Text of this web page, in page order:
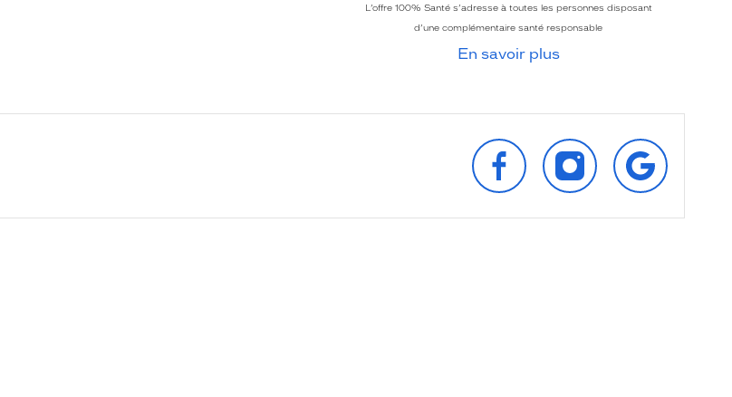
L’offre 100% Santé s’adresse à toutes les personnes disposant
d’une complémentaire santé responsable
En savoir plus
SUIVEZ‑NOUS
SUR
FACEBOOK
SUIVEZ‑NOUS
SUR
INSTAGRAM
SUR
GOOGLE